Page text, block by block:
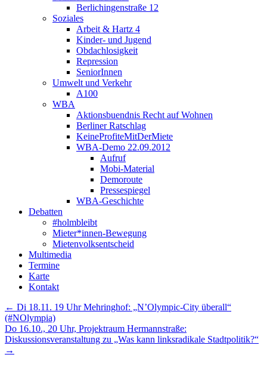
Berlichingenstraße 12
Soziales
Arbeit & Hartz 4
Kinder- und Jugend
Obdachlosigkeit
Repression
SeniorInnen
Umwelt und Verkehr
A100
WBA
Aktionsbuendnis Recht auf Wohnen
Berliner Ratschlag
KeineProfiteMitDerMiete
WBA-Demo 22.09.2012
Aufruf
Mobi-Material
Demoroute
Pressespiegel
WBA-Geschichte
Debatten
#holmbleibt
Mieter*innen-Bewegung
Mietenvolksentscheid
Multimedia
Termine
Karte
Kontakt
← Di 18.11. 19 Uhr Mehringhof: „N’Olympic-City überall“
(#NOlympia)
Do 16.10., 20 Uhr, Projektraum Hermannstraße:
Diskussionsveranstaltung zu „Was kann linksradikale Stadtpolitik?“
→